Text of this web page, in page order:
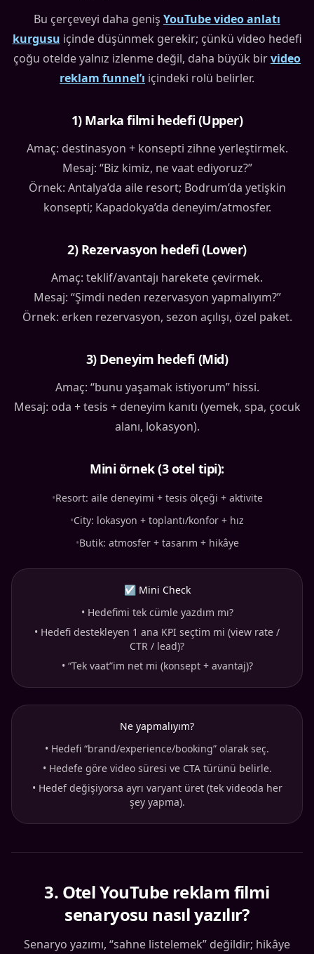
Bu çerçeveyi daha geniş YouTube video anlatı
kurgusu içinde düşünmek gerekir; çünkü video hedefi
çoğu otelde yalnız izlenme değil, daha büyük birvideo
reklam funnel’ı içindeki rolü belirler.
1) Marka filmi hedefi (Upper)
Amaç: destinasyon + konsepti zihne yerleştirmek.
Mesaj: “Biz kimiz, ne vaat ediyoruz?”
Örnek: Antalya’da aile resort; Bodrum’da yetişkin
konsepti; Kapadokya’da deneyim/atmosfer.
2) Rezervasyon hedefi (Lower)
Amaç: teklif/avantajı harekete çevirmek.
Mesaj: “Şimdi neden rezervasyon yapmalıyım?”
Örnek: erken rezervasyon, sezon açılışı, özel paket.
3) Deneyim hedefi (Mid)
Amaç: “bunu yaşamak istiyorum” hissi.
Mesaj: oda + tesis + deneyim kanıtı (yemek, spa, çocuk
alanı, lokasyon).
Mini örnek (3 otel tipi):
•Resort: aile deneyimi + tesis ölçeği + aktivite
•City: lokasyon + toplantı/konfor + hız
•Butik: atmosfer + tasarım + hikâye
☑ Mini Check
• Hedefimi tek cümle yazdım mı?
• Hedefi destekleyen 1 ana KPI seçtim mi (view rate /
CTR / lead)?
• “Tek vaat”im net mi (konsept + avantaj)?
Ne yapmalıyım?
• Hedefi “brand/experience/booking” olarak seç.
• Hedefe göre video süresi ve CTA türünü belirle.
• Hedef değişiyorsa ayrı varyant üret (tek videoda her
şey yapma).
3. Otel YouTube reklam filmi
senaryosu nasıl yazılır?
Senaryo yazımı, “sahne listelemek” değildir; hikâye